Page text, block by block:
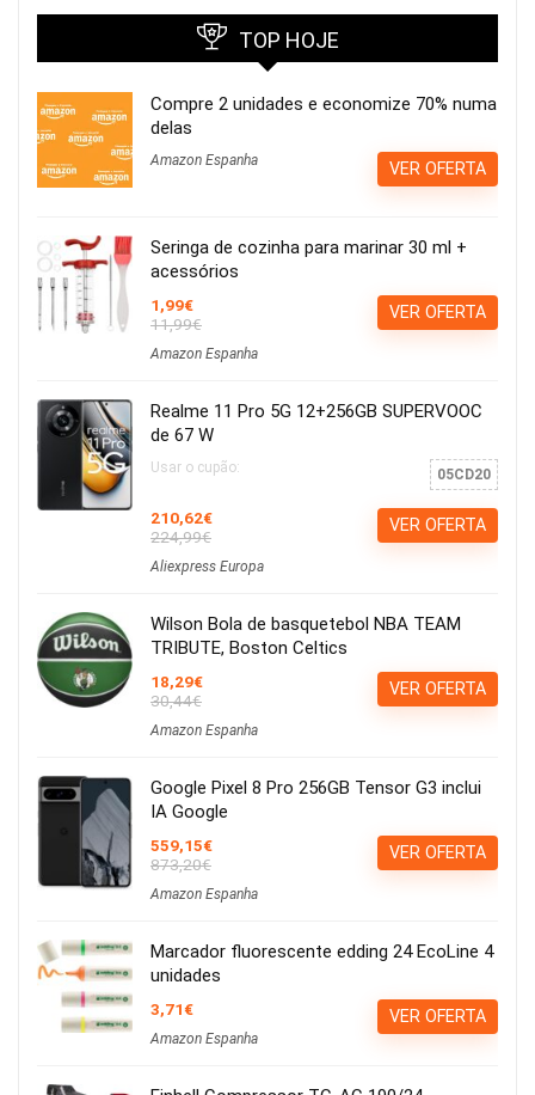
TOP HOJE
Compre 2 unidades e economize 70% numa
delas
Amazon Espanha VER OFERTA
Seringa de cozinha para marinar 30 ml +
acessórios
1,99€
11,99€
Amazon Espanha
VER OFERTA
Realme 11 Pro 5G 12+256GB SUPERVOOC
de 67 W
Usar o cupão: 05CD20
210,62€
224,99€
Aliexpress Europa
VER OFERTA
Wilson Bola de basquetebol NBA TEAM
TRIBUTE, Boston Celtics
18,29€
30,44€
Amazon Espanha
VER OFERTA
Google Pixel 8 Pro 256GB Tensor G3 inclui
IA Google
559,15€
873,20€
Amazon Espanha
VER OFERTA
Marcador fluorescente edding 24 EcoLine 4
unidades
3,71€
Amazon Espanha
VER OFERTA